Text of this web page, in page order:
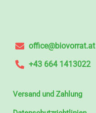
office@biovorrat.at
+43 664 1413022
Versand und Zahlung